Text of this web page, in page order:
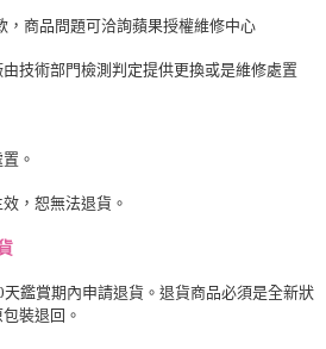
，商品問題可洽詢蘋果授權維修中心
技術部門檢測判定提供更換或是維修處置
。
，恕無法退貨。
鑑賞期內申請退貨。退貨商品必須是全新狀
裝退回。